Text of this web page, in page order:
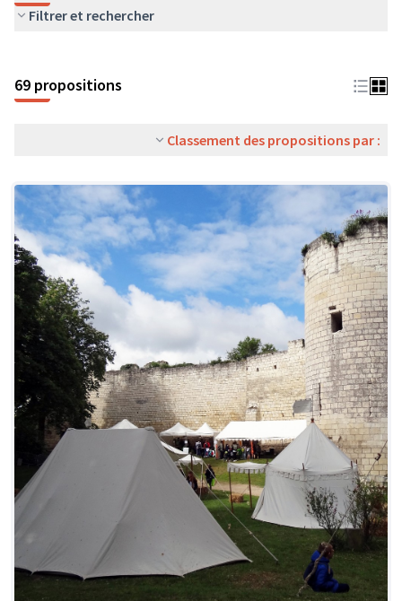
Filtrer et rechercher
69 propositions
Classement des propositions par :